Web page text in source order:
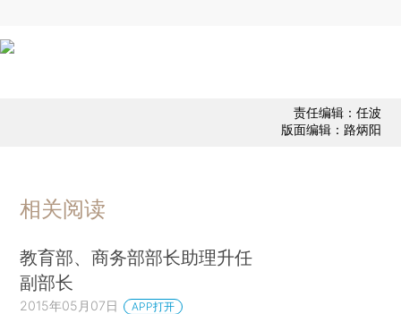
责任编辑：任波
版面编辑：路炳阳
相关阅读
教育部、商务部部长助理升任
副部长
2015年05月07日 APP打开